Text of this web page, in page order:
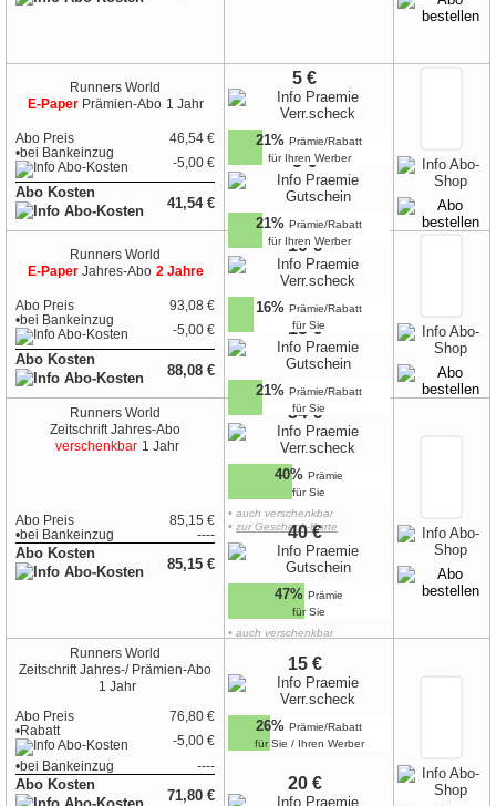
Runners World
E-Paper Prämien-Abo 1 Jahr
Abo Preis
46,54 €
•bei Bankeinzug
-5,00 €
Abo Kosten
41,54 €
5 €
21% Prämie/Rabatt
für Ihren Werber
5 €
21% Prämie/Rabatt
für Ihren Werber
Runners World
E-Paper Jahres-Abo 2 Jahre
Abo Preis
93,08 €
•bei Bankeinzug
-5,00 €
Abo Kosten
88,08 €
10 €
16% Prämie/Rabatt
für Sie
15 €
21% Prämie/Rabatt
für Sie
Runners World
Zeitschrift Jahres-Abo
verschenkbar 1 Jahr
Abo Preis
85,15 €
•bei Bankeinzug ----
Abo Kosten
85,15 €
34 €
40% Prämie
für Sie
• auch verschenkbar
• zur Geschenk-Karte
40 €
47% Prämie
für Sie
• auch verschenkbar
Runners World
Zeitschrift Jahres-/ Prämien-Abo
1 Jahr
Abo Preis
76,80 €
•Rabatt
-5,00 €
•bei Bankeinzug ----
Abo Kosten
71,80 €
15 €
26% Prämie/Rabatt
für Sie / Ihren Werber
20 €